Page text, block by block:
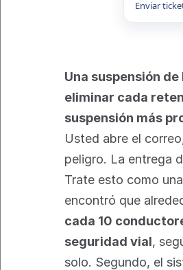
Enviar
Una suspensión
eliminar cada
suspensión más
Usted abre el
peligro. La entrega
Trate esto como
encontró que
cada 10
seguridad vial,
solo. Segundo, el